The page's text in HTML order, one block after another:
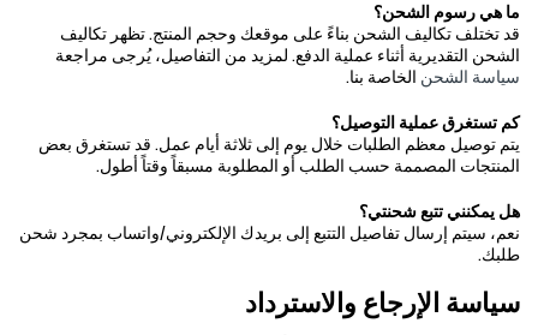
ما هي رسوم الشحن؟
قد تختلف تكاليف الشحن بناءً على موقعك وحجم المنتج. تظهر تكاليف
الشحن التقديرية أثناء عملية الدفع. لمزيد من التفاصيل، يُرجى مراجعة
سياسة الشحن الخاصة بنا.
كم تستغرق عملية التوصيل؟
يتم توصيل معظم الطلبات خلال يوم إلى ثلاثة أيام عمل. قد تستغرق بعض
المنتجات المصممة حسب الطلب أو المطلوبة مسبقاً وقتاً أطول.
هل يمكنني تتبع شحنتي؟
نعم، سيتم إرسال تفاصيل التتبع إلى بريدك الإلكتروني/واتساب بمجرد شحن
طلبك.
سياسة الإرجاع والاسترداد